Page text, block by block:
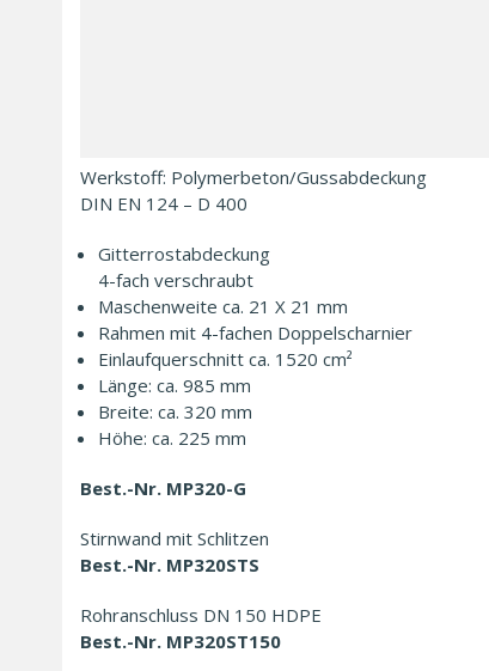
Werkstoff: Polymerbeton/​Gussabdeckung
DIN EN 124 – D 400
Gitterrostabdeckung
4-fach verschraubt
Maschenweite ca. 21 X 21 mm
Rahmen mit 4-fachen Doppelscharnier
Einlaufquerschnitt ca. 1520 cm²
Länge: ca. 985 mm
Breite: ca. 320 mm
Höhe: ca. 225 mm
Best.-Nr. MP320-G
Stirnwand mit Schlitzen
Best.-Nr. MP320STS
Rohranschluss DN 150 HDPE
Best.-Nr. MP320ST150